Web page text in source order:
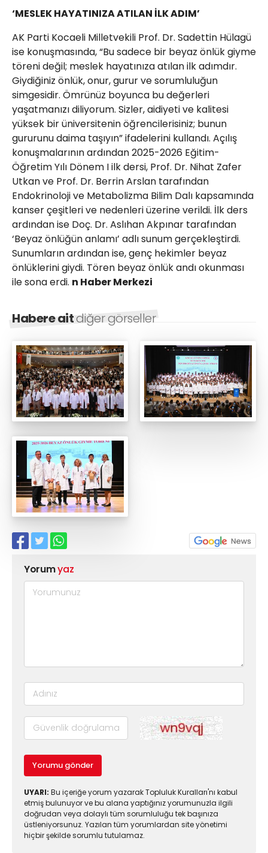
‘MESLEK HAYATINIZA ATILAN İLK ADIM’
AK Parti Kocaeli Milletvekili Prof. Dr. Sadettin Hülagü
ise konuşmasında, “Bu sadece bir beyaz önlük giyme
töreni değil; meslek hayatınıza atılan ilk adımdır.
Giydiğiniz önlük, onur, gurur ve sorumluluğun
simgesidir. Ömrünüz boyunca bu değerleri
yaşatmanızı diliyorum. Sizler, aidiyeti ve kalitesi
yüksek bir üniversitenin öğrencilerisiniz; bunun
gururunu daima taşıyın” ifadelerini kullandı. Açılış
konuşmalarının ardından 2025-2026 Eğitim-
Öğretim Yılı Dönem I ilk dersi, Prof. Dr. Nihat Zafer
Utkan ve Prof. Dr. Berrin Arslan tarafından
Endokrinoloji ve Metabolizma Bilim Dalı kapsamında
kanser çeşitleri ve nedenleri üzerine verildi. İlk ders
ardından ise Doç. Dr. Aslıhan Akpınar tarafından
‘Beyaz önlüğün anlamı’ adlı sunum gerçekleştirdi.
Sunumların ardından ise, genç hekimler beyaz
önlüklerini giydi. Tören beyaz önlük andı okunması
ile sona erdi. n Haber Merkezi
Habere aitdiğer görseller
Yorumyaz
Yorumu gönder
UYARI: Bu içeriğe yorum yazarak Topluluk Kuralları'nı kabul
etmiş bulunuyor ve bu alana yaptığınız yorumunuzla ilgili
doğrudan veya dolaylı tüm sorumluluğu tek başınıza
üstleniyorsunuz. Yazılan tüm yorumlardan site yönetimi
hiçbir şekilde sorumlu tutulamaz.